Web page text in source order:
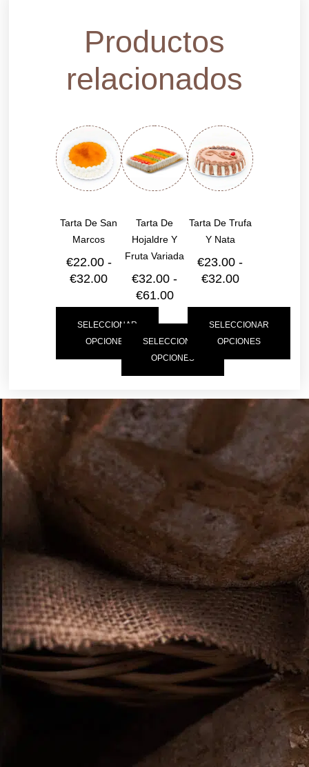
Productos
relacionados
Tarta De San
Marcos
€22.00 -
€32.00
SELECCIONAR
OPCIONES
Tarta De
Hojaldre Y
Fruta Variada
€32.00 -
€61.00
SELECCIONAR
OPCIONES
Tarta De Trufa
Y Nata
€23.00 -
€32.00
SELECCIONAR
OPCIONES